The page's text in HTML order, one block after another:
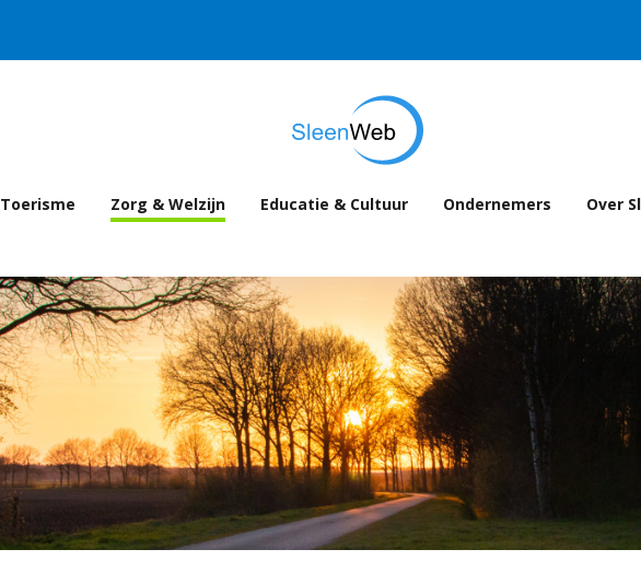
Toerisme Zorg & Welzijn Educatie & Cultuur Ondernemers Over